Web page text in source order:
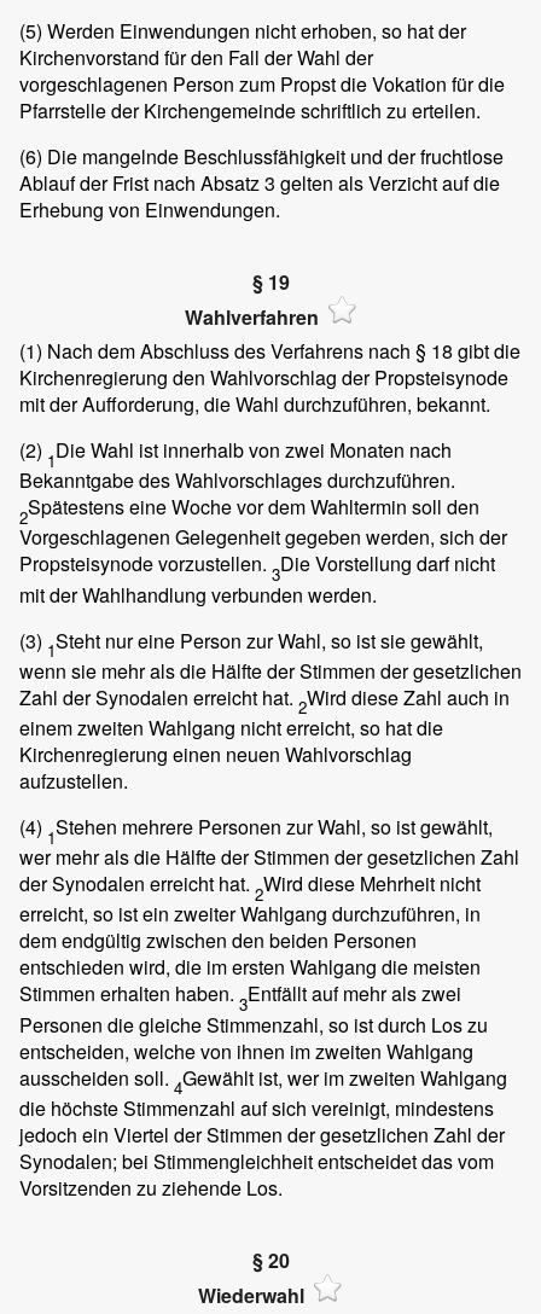
(5) Werden Einwendungen nicht erhoben, so hat der
Kirchenvorstand für den Fall der Wahl der
vorgeschlagenen Person zum Propst die Vokation für die
Pfarrstelle der Kirchengemeinde schriftlich zu erteilen.
(6) Die mangelnde Beschlussfähigkeit und der fruchtlose
Ablauf der Frist nach Absatz 3 gelten als Verzicht auf die
Erhebung von Einwendungen.
§ 19
Wahlverfahren
(1) Nach dem Abschluss des Verfahrens nach § 18 gibt die
Kirchenregierung den Wahlvorschlag der Propsteisynode
mit der Aufforderung, die Wahl durchzuführen, bekannt.
(2) 1Die Wahl ist innerhalb von zwei Monaten nach
Bekanntgabe des Wahlvorschlages durchzuführen.
2Spätestens eine Woche vor dem Wahltermin soll den
Vorgeschlagenen Gelegenheit gegeben werden, sich der
Propsteisynode vorzustellen. 3Die Vorstellung darf nicht
mit der Wahlhandlung verbunden werden.
(3) 1Steht nur eine Person zur Wahl, so ist sie gewählt,
wenn sie mehr als die Hälfte der Stimmen der gesetzlichen
Zahl der Synodalen erreicht hat. 2Wird diese Zahl auch in
einem zweiten Wahlgang nicht erreicht, so hat die
Kirchenregierung einen neuen Wahlvorschlag
aufzustellen.
(4) 1Stehen mehrere Personen zur Wahl, so ist gewählt,
wer mehr als die Hälfte der Stimmen der gesetzlichen Zahl
der Synodalen erreicht hat. 2Wird diese Mehrheit nicht
erreicht, so ist ein zweiter Wahlgang durchzuführen, in
dem endgültig zwischen den beiden Personen
entschieden wird, die im ersten Wahlgang die meisten
Stimmen erhalten haben. 3Entfällt auf mehr als zwei
Personen die gleiche Stimmenzahl, so ist durch Los zu
entscheiden, welche von ihnen im zweiten Wahlgang
ausscheiden soll. 4Gewählt ist, wer im zweiten Wahlgang
die höchste Stimmenzahl auf sich vereinigt, mindestens
jedoch ein Viertel der Stimmen der gesetzlichen Zahl der
Synodalen; bei Stimmengleichheit entscheidet das vom
Vorsitzenden zu ziehende Los.
§ 20
Wiederwahl